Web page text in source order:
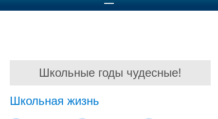
Школьные годы чудесные!
Школьная жизнь